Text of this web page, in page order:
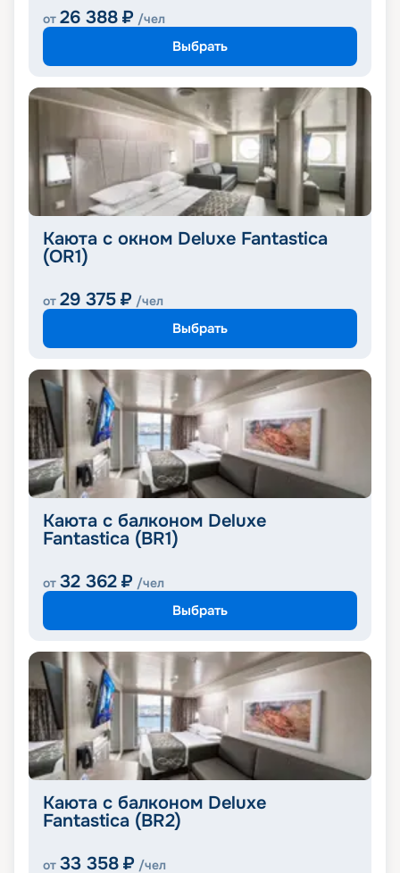
от 26 388 ₽ /чел
Выбрать
Каюта с окном Deluxe Fantastica
(OR1)
от 29 375 ₽ /чел
Выбрать
Каюта с балконом Deluxe
Fantastica (BR1)
от 32 362 ₽ /чел
Выбрать
Каюта с балконом Deluxe
Fantastica (BR2)
от 33 358 ₽ /чел